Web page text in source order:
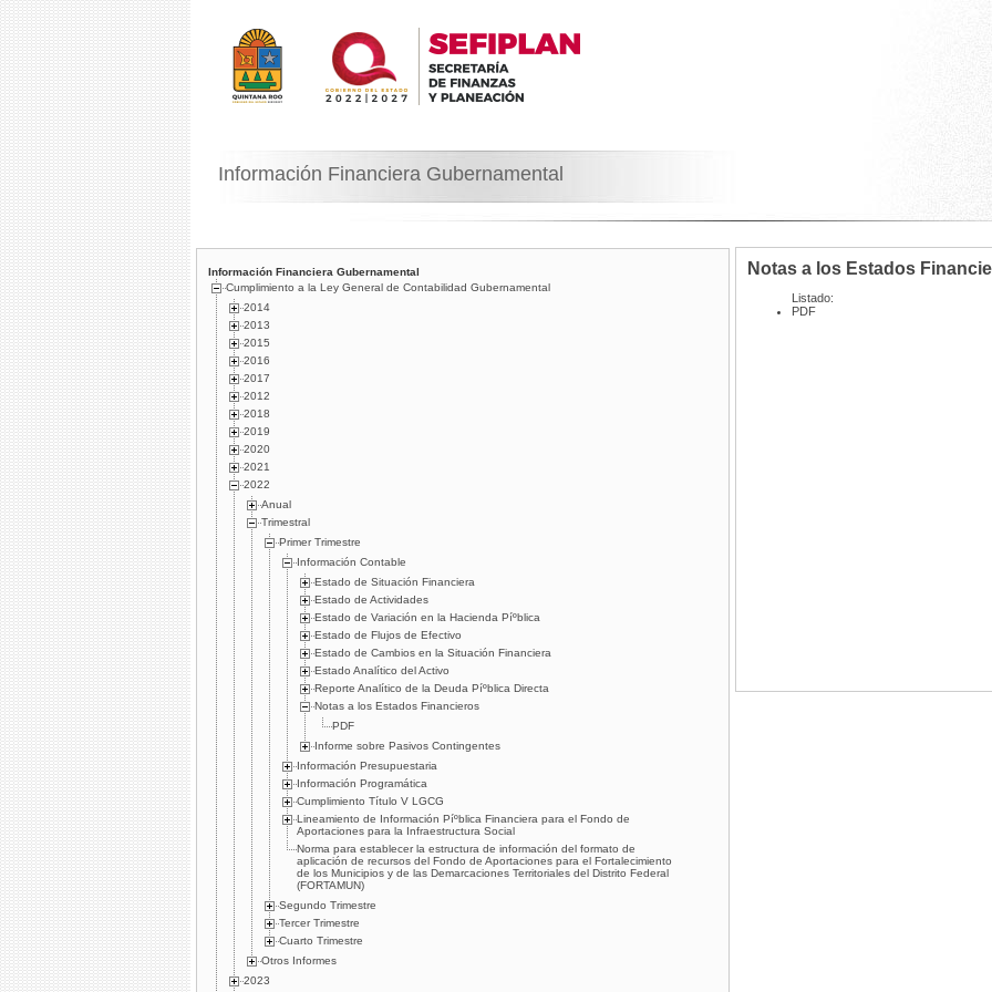
Información Financiera Gubernamental
Información Financiera Gubernamental
Cumplimiento a la Ley General de Contabilidad Gubernamental
2014
2013
2015
2016
2017
2012
2018
2019
2020
2021
2022
Anual
Trimestral
Primer Trimestre
Información Contable
Estado de Situación Financiera
Estado de Actividades
Estado de Variación en la Hacienda Píºblica
Estado de Flujos de Efectivo
Estado de Cambios en la Situación Financiera
Estado Analí­tico del Activo
Reporte Analí­tico de la Deuda Píºblica Directa
Notas a los Estados Financieros
PDF
Informe sobre Pasivos Contingentes
Información Presupuestaria
Información Programática
Cumplimiento Tí­tulo V LGCG
Lineamiento de Información Píºblica Financiera para el Fondo de
Aportaciones para la Infraestructura Social
Norma para establecer la estructura de información del formato de
aplicación de recursos del Fondo de Aportaciones para el Fortalecimiento
de los Municipios y de las Demarcaciones Territoriales del Distrito Federal
(FORTAMUN)
Segundo Trimestre
Tercer Trimestre
Cuarto Trimestre
Otros Informes
2023
Notas a los Estados
Listado:
PDF